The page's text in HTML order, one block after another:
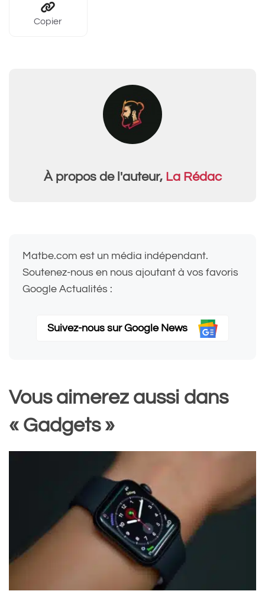
Copier
À propos de l'auteur, La Rédac
Matbe.com est un média indépendant.
Soutenez-nous en nous ajoutant à vos favoris
Google Actualités :
Suivez-nous sur Google News
Vous aimerez aussi dans
« Gadgets »